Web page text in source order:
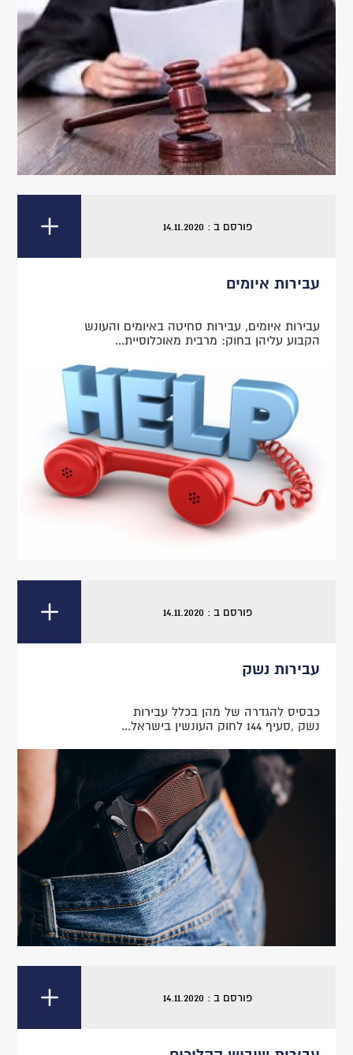
פורסם ב : 14.11.2020
עבירות איומים
עבירות איומים, עבירות סחיטה באיומים והעונש
הקבוע עליהן בחוק: מרבית מאוכלוסיית...
פורסם ב : 14.11.2020
עבירות נשק
כבסיס להגדרה של מהן בכלל עבירות
נשק ,סעיף 144 לחוק העונשין בישראל...
פורסם ב : 14.11.2020